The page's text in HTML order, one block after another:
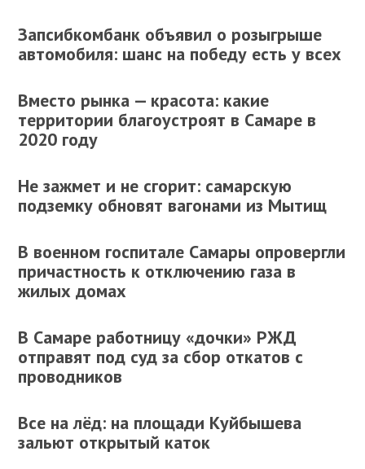
Запсибкомбанк объявил о розыгрыше
автомобиля: шанс на победу есть у всех
Вместо рынка — красота: какие
территории благоустроят в Самаре в
2020 году
Не зажмет и не сгорит: самарскую
подземку обновят вагонами из Мытищ
В военном госпитале Самары опровергли
причастность к отключению газа в
жилых домах
В Самаре работницу «дочки» РЖД
отправят под суд за сбор откатов с
проводников
Все на лёд: на площади Куйбышева
зальют открытый каток